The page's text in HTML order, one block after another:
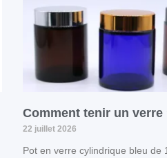
Comment tenir un verre
22 juillet 2026
Pot en verre cylindrique bleu de